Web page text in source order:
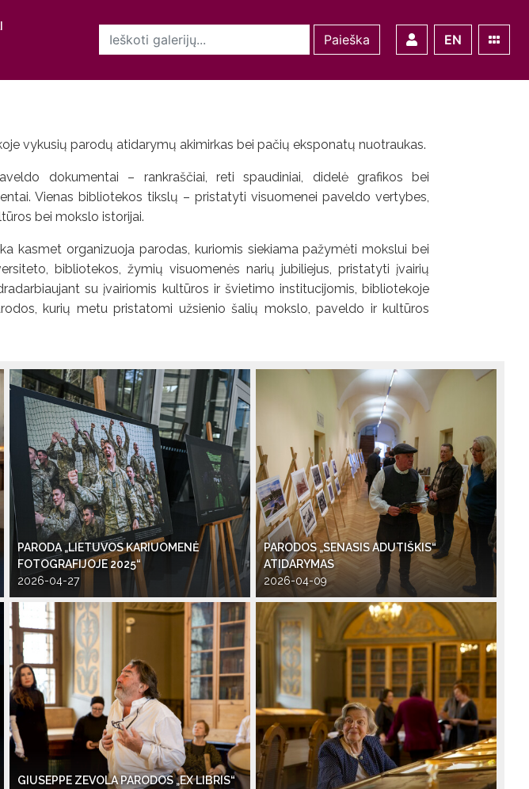
Paieška EN
vykusių parodų atidarymų akimirkas bei pačių eksponatų nuotraukas.
dokumentai – rankraščiai, reti spaudiniai, didelė grafikos bei
Vienas bibliotekos tikslų – pristatyti visuomenei paveldo vertybes,
bei mokslo istorijai.
kasmet organizuoja parodas, kuriomis siekiama pažymėti mokslui bei
bibliotekos, žymių visuomenės narių jubiliejus, pristatyti įvairių
su įvairiomis kultūros ir švietimo institucijomis, bibliotekoje
kurių metu pristatomi užsienio šalių mokslo, paveldo ir kultūros
PARODA „LIETUVOS KARIUOMENĖ
FOTOGRAFIJOJE 2025“
2026-04-27
PARODOS „SENASIS ADUTIŠKIS“
ATIDARYMAS
2026-04-09
GIUSEPPE ZEVOLA PARODOS „EX LIBRIS“